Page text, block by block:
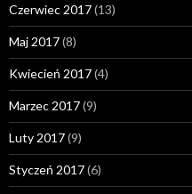
Czerwiec 2017(13)
Maj 2017(8)
Kwiecień 2017(4)
Marzec 2017(9)
Luty 2017(9)
Styczeń 2017(6)